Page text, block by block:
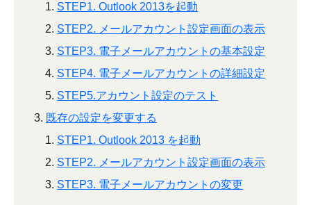
STEP1. Outlook 2013を起動
STEP2. メールアカウント設定画面の表示
STEP3. 電子メールアカウントの基本設定
STEP4. 電子メールアカウントの詳細設定
STEP5.アカウント設定のテスト
既存の設定を変更する
STEP1. Outlook 2013 を起動
STEP2. メールアカウント設定画面の表示
STEP3. 電子メールアカウントの変更